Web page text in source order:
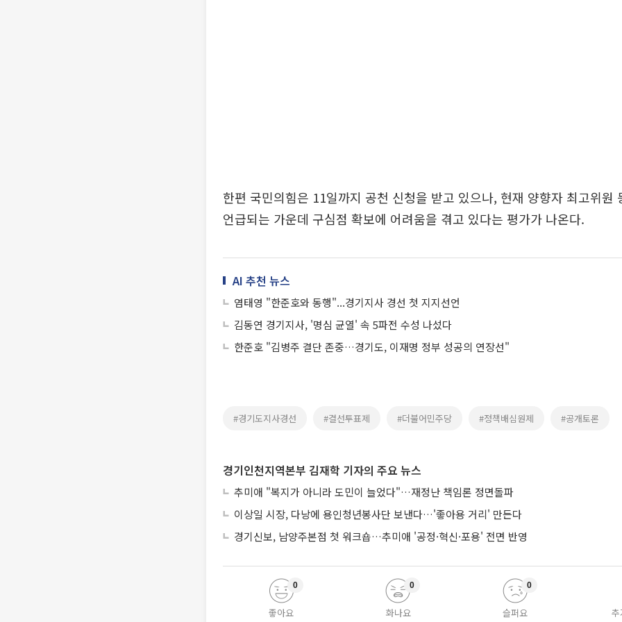
한편 국민의힘은 11일까지 공천 신청을 받고 있으나, 현재 양향자 최고위원
언급되는 가운데 구심점 확보에 어려움을 겪고 있다는 평가가 나온다.
AI 추천 뉴스
염태영 "한준호와 동행"...경기지사 경선 첫 지지선언
김동연 경기지사, '명심 균열' 속 5파전 수성 나섰다
한준호 "김병주 결단 존중…경기도, 이재명 정부 성공의 연장선"
#경기도지사경선 #결선투표제 #더불어민주당 #정책배심원제 #공개토론
경기인천지역본부 김재학 기자의 주요 뉴스
추미애 "복지가 아니라 도민이 늘었다"…재정난 책임론 정면돌파
이상일 시장, 다낭에 용인청년봉사단 보낸다…'좋아용 거리' 만든다
경기신보, 남양주본점 첫 워크숍…추미애 '공정·혁신·포용' 전면 반영
좋아요
0
화나요
0
슬퍼요
0